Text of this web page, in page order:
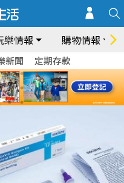
樂情報 購物情報
新聞 定期存款